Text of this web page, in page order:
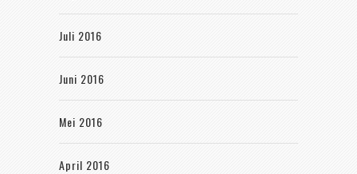
Juli 2016
Juni 2016
Mei 2016
April 2016